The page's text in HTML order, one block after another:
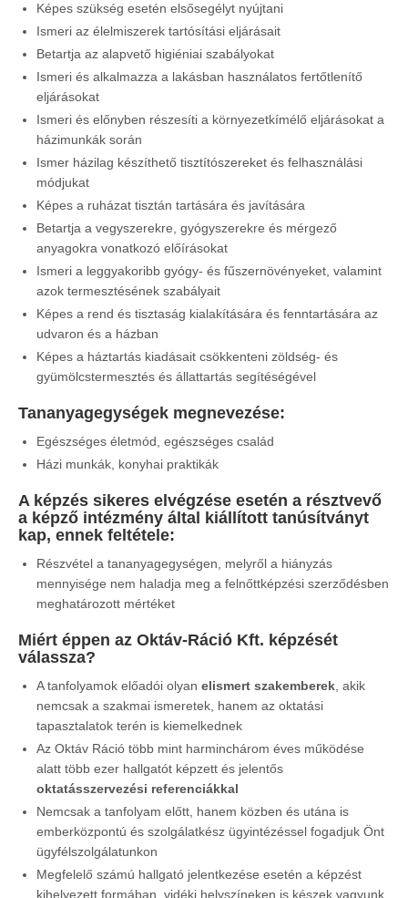
Képes szükség esetén elsősegélyt nyújtani
Ismeri az élelmiszerek tartósítási eljárásait
Betartja az alapvető higiéniai szabályokat
Ismeri és alkalmazza a lakásban használatos fertőtlenítő
eljárásokat
Ismeri és előnyben részesíti a környezetkímélő eljárásokat a
házimunkák során
Ismer házilag készíthető tisztítószereket és felhasználási
módjukat
Képes a ruházat tisztán tartására és javítására
Betartja a vegyszerekre, gyógyszerekre és mérgező
anyagokra vonatkozó előírásokat
Ismeri a leggyakoribb gyógy- és fűszernövényeket, valamint
azok termesztésének szabályait
Képes a rend és tisztaság kialakítására és fenntartására az
udvaron és a házban
Képes a háztartás kiadásait csökkenteni zöldség- és
gyümölcstermesztés és állattartás segítéségével
Tananyagegységek megnevezése:
Egészséges életmód, egészséges család
Házi munkák, konyhai praktikák
A képzés sikeres elvégzése esetén a résztvevő
a képző intézmény által kiállított tanúsítványt
kap, ennek feltétele:
Részvétel a tananyagegységen, melyről a hiányzás
mennyisége nem haladja meg a felnőttképzési szerződésben
meghatározott mértéket
Miért éppen az Oktáv-Ráció Kft. képzését
válassza?
A tanfolyamok előadói olyan elismert szakemberek, akik
nemcsak a szakmai ismeretek, hanem az oktatási
tapasztalatok terén is kiemelkednek
Az Oktáv Ráció több mint harminchárom éves működése
alatt több ezer hallgatót képzett és jelentős
oktatásszervezési referenciákkal
Nemcsak a tanfolyam előtt, hanem közben és utána is
emberközpontú és szolgálatkész ügyintézéssel fogadjuk Önt
ügyfélszolgálatunkon
Megfelelő számú hallgató jelentkezése esetén a képzést
kihelyezett formában, vidéki helyszíneken is készek vagyunk